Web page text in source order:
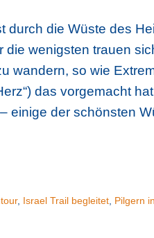
durch die Wüste des
die wenigsten trauen
wandern, so wie
das vorgemacht
einige der schönsten
, Israel Trail begleitet, Pilgern